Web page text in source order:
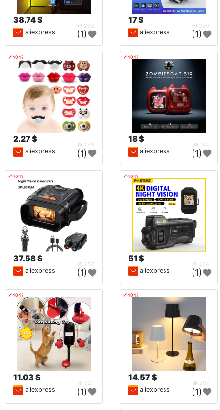
38.74 $
258
aliexpress (1)
17 $
350
aliexpress (1)
🔗404?
2.27 $
259
aliexpress (1)
🔗404?
18 $
147
aliexpress (1)
🔗404?
37.58 $
257
aliexpress (1)
🔗404?
51 $
254
aliexpress (1)
🔗404?
11.03 $
327
aliexpress (1)
🔗404?
14.57 $
297
aliexpress (1)